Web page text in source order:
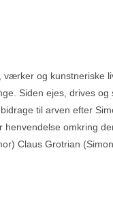
og kunstneriske
Siden ejes, drives
til arven efter
omkring
Claus Grotrian